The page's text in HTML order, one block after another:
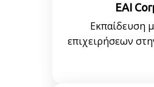
EAI
Εκπαίδευση
επιχειρήσεων